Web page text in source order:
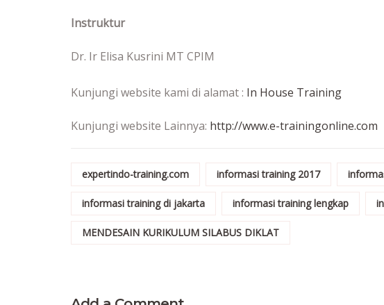
Instruktur
Dr. Ir Elisa Kusrini MT CPIM
Kunjungi website kami di alamat : In House Training
Kunjungi website Lainnya: http://www.e-trainingonline.com
expertindo-training.com informasi training 2017
informasi training di jakarta informasi training lengkap
MENDESAIN KURIKULUM SILABUS DIKLAT